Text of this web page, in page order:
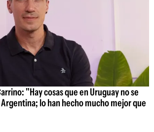
"Hay cosas que en Uruguay no se
lo han hecho mucho mejor que